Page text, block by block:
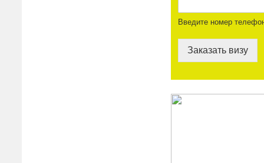
Введите номер
Заказать визу